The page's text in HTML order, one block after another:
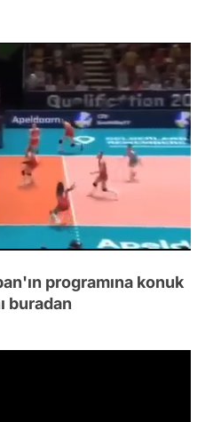
programına konuk
buradan